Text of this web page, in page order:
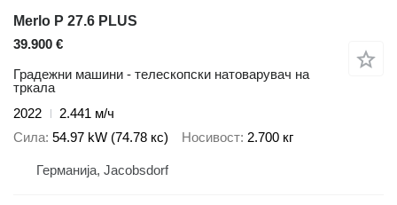
Merlo P 27.6 PLUS
39.900 €
Градежни машини - телескопски натоварувач на
тркала
2022
2.441 м/ч
Сила 54.97 kW (74.78 кс) Носивост 2.700 кг
Германија, Jacobsdorf